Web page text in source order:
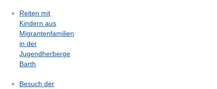
Reiten mit
Kindern aus
Migrantenfamilien
in der
Jugendherberge
Barth
Besuch der